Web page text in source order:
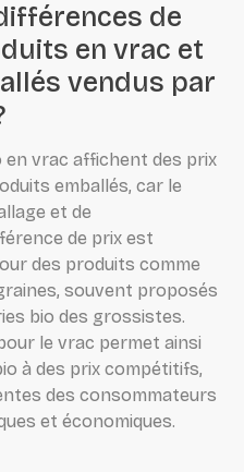
de
en vrac et
vendus par
en vrac affichent des prix
emballés, car le
et de
de prix est
des produits comme
souvent proposés
bio des grossistes.
le vrac permet ainsi
à des prix compétitifs,
des consommateurs
et économiques.